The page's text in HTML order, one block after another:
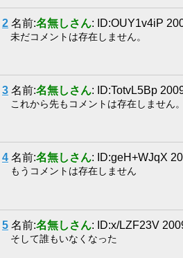
2 名前:名無しさん: ID:OUY1v4iP
未だコメントは存在しません。
3 名前:名無しさん: ID:TotvL5Bp
これから先もコメントは存在しません。
4 名前:名無しさん: ID:geH+WJqX
もうコメントは存在しません
5 名前:名無しさん: ID:x/LZF23V
そして誰もいなくなった